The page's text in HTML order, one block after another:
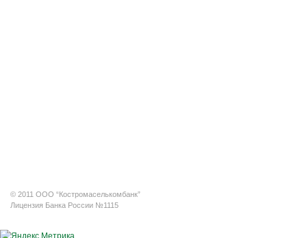
© 2011 ООО “Костромаселькомбанк”
Лицензия Банка России №1115